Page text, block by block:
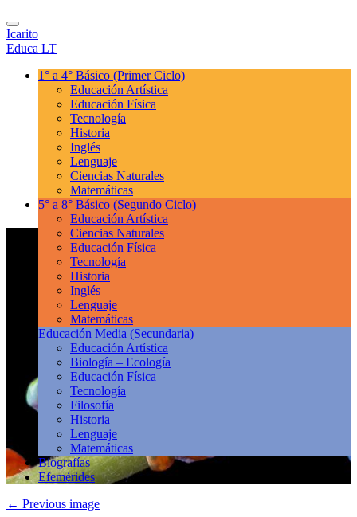
Icarito
Educa LT
1° a 4° Básico (Primer Ciclo)
Educación Artística
Educación Física
Tecnología
Historia
Inglés
Lenguaje
Ciencias Naturales
Matemáticas
5° a 8° Básico (Segundo Ciclo)
Educación Artística
Ciencias Naturales
Educación Física
Tecnología
Historia
Inglés
Lenguaje
Matemáticas
Educación Media (Secundaria)
Educación Artística
Biología – Ecología
Educación Física
Tecnología
Filosofía
Historia
Lenguaje
Matemáticas
Biografías
Efemérides
← Previous image